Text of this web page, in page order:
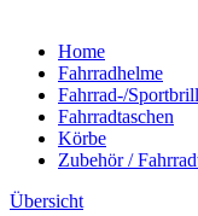
Home
Fahrradhelme
Fahrrad-/
Fahrradtaschen
Körbe
Zubehör /
Übersicht